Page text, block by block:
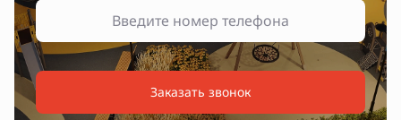
Заказать звонок